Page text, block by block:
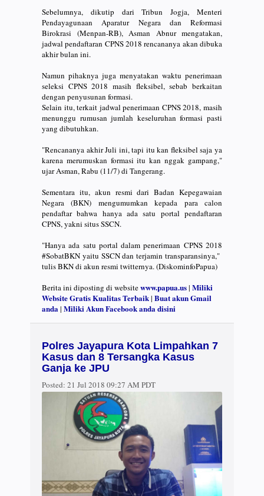
Sebelumnya, dikutip dari Tribun Jogja, Menteri
Pendayagunaan Aparatur Negara dan Reformasi
Birokrasi (Menpan-RB), Asman Abnur mengatakan,
jadwal pendaftaran CPNS 2018 rencananya akan dibuka
akhir bulan ini.
Namun pihaknya juga menyatakan waktu penerimaan
seleksi CPNS 2018 masih fleksibel, sebab berkaitan
dengan penyusunan formasi.
Selain itu, terkait jadwal penerimaan CPNS 2018, masih
menunggu rumusan jumlah keseluruhan formasi pasti
yang dibutuhkan.
"Rencananya akhir Juli ini, tapi itu kan fleksibel saja ya
karena merumuskan formasi itu kan nggak gampang,"
ujar Asman, Rabu (11/7) di Tangerang.
Sementara itu, akun resmi dari Badan Kepegawaian
Negara (BKN) mengumumkan kepada para calon
pendaftar bahwa hanya ada satu portal pendaftaran
CPNS, yakni situs SSCN.
"Hanya ada satu portal dalam penerimaan CPNS 2018
#SobatBKN yaitu SSCN dan terjamin transparansinya,"
tulis BKN di akun resmi twitternya. (DiskominfoPapua)
Berita ini diposting di websitewww.papua.us| Miliki
Website Gratis Kualitas Terbaik| Buat akun Gmail
anda| Miliki Akun Facebook anda disini
Polres Jayapura Kota Limpahkan 7
Kasus dan 8 Tersangka Kasus
Ganja ke JPU
Posted: 21 Jul 2018 09:27 AM PDT